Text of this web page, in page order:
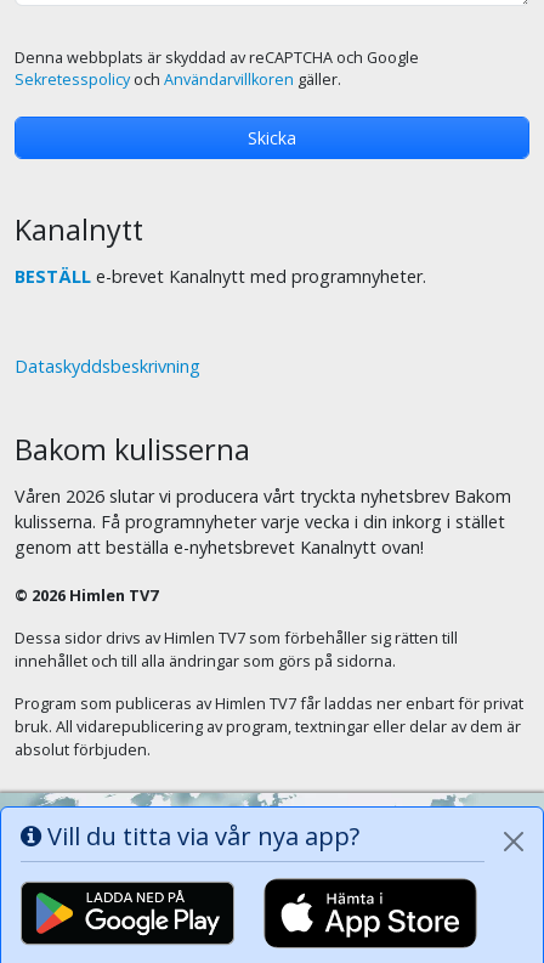
Denna webbplats är skyddad av reCAPTCHA och Google
Sekretesspolicyoch Användarvillkoren gäller.
Kanalnytt
BESTÄLL e-brevet Kanalnytt med programnyheter.
Dataskyddsbeskrivning
Bakom kulisserna
Våren 2026 slutar vi producera vårt tryckta nyhetsbrev Bakom
kulisserna. Få programnyheter varje vecka i din inkorg i stället
genom att beställa e-nyhetsbrevet Kanalnytt ovan!
Vill du titta via vår nya app?
© 2026 Himlen TV7
Dessa sidor drivs av Himlen TV7 som förbehåller sig rätten till
innehållet och till alla ändringar som görs på sidorna.
Program som publiceras av Himlen TV7 får laddas ner enbart för privat
bruk. All vidarepublicering av program, textningar eller delar av dem är
absolut förbjuden.
Alla tungor ska bekänna att Jesus Kristus
är Herren, Gud Fadern till ära. (Fil 2:11)